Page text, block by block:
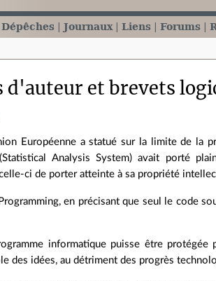
Dépêches Journaux Liens Forums
d'auteur et brevets
Européenne a statué sur la limite de la
Analysis System) avait porté
ci de porter atteinte à sa propriété
en précisant que seul le code
informatique puisse être
des idées, au détriment des progrès